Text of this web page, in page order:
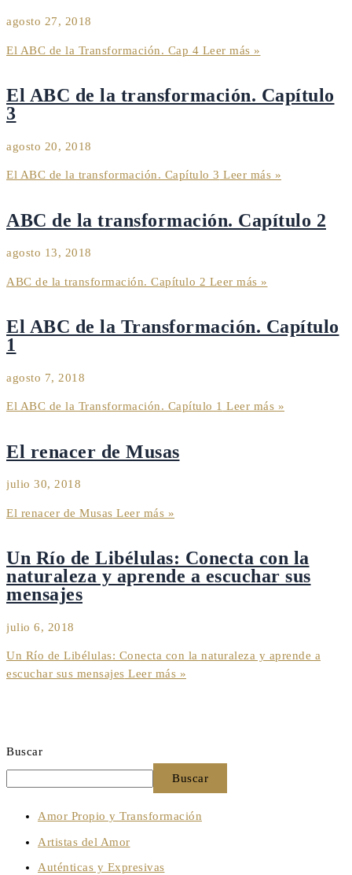
agosto 27, 2018
El ABC de la Transformación. Cap 4 Leer más »
El ABC de la transformación. Capítulo
3
agosto 20, 2018
El ABC de la transformación. Capítulo 3 Leer más »
ABC de la transformación. Capítulo 2
agosto 13, 2018
ABC de la transformación. Capítulo 2 Leer más »
El ABC de la Transformación. Capítulo
1
agosto 7, 2018
El ABC de la Transformación. Capítulo 1 Leer más »
El renacer de Musas
julio 30, 2018
El renacer de Musas Leer más »
Un Río de Libélulas: Conecta con la
naturaleza y aprende a escuchar sus
mensajes
julio 6, 2018
Un Río de Libélulas: Conecta con la naturaleza y aprende a
escuchar sus mensajes Leer más »
Buscar
Buscar
Amor Propio y Transformación
Artistas del Amor
Auténticas y Expresivas